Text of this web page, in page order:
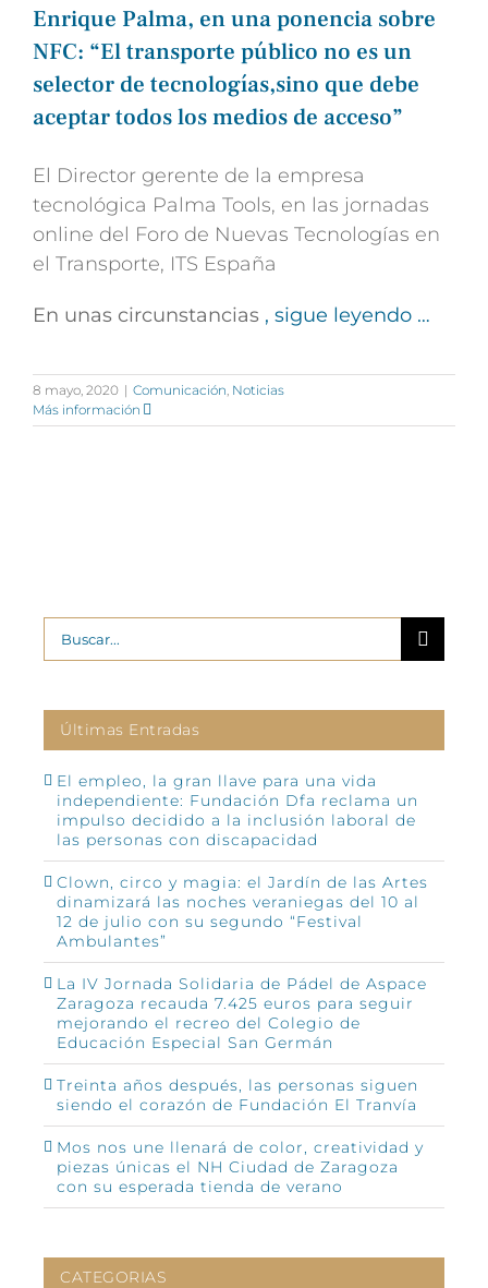
Enrique Palma, en una ponencia sobre
NFC: “El transporte público no es un
selector de tecnologías,sino que debe
aceptar todos los medios de acceso”
El Director gerente de la empresa
tecnológica Palma Tools, en las jornadas
online del Foro de Nuevas Tecnologías en
el Transporte, ITS España
En unas circunstancias , sigue leyendo …
8 mayo, 2020 | Comunicación Noticias
Más información
Buscar:
Últimas Entradas
El empleo, la gran llave para una vida
independiente: Fundación Dfa reclama un
impulso decidido a la inclusión laboral de
las personas con discapacidad
Clown, circo y magia: el Jardín de las Artes
dinamizará las noches veraniegas del 10 al
12 de julio con su segundo “Festival
Ambulantes”
La IV Jornada Solidaria de Pádel de Aspace
Zaragoza recauda 7.425 euros para seguir
mejorando el recreo del Colegio de
Educación Especial San Germán
Treinta años después, las personas siguen
siendo el corazón de Fundación El Tranvía
Mos nos une llenará de color, creatividad y
piezas únicas el NH Ciudad de Zaragoza
con su esperada tienda de verano
CATEGORIAS